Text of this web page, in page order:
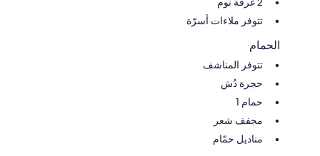
تتوفر ملاءات أسرّة
الحمام
تتوفر المناشف
حجرة دُش
حمام 1
مجفف شعر
مناديل حمّام